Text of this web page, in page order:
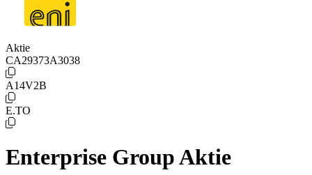
Aktie
CA29373A3038
A14V2B
E.TO
Enterprise Group Aktie